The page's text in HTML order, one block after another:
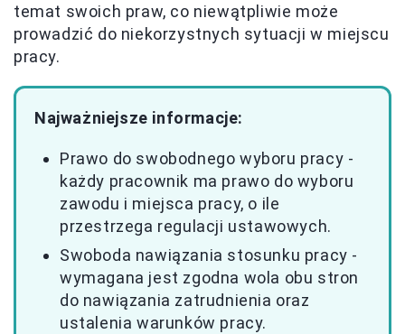
temat swoich praw, co niewątpliwie może
prowadzić do niekorzystnych sytuacji w miejscu
pracy.
Najważniejsze informacje:
Prawo do swobodnego wyboru pracy -
każdy pracownik ma prawo do wyboru
zawodu i miejsca pracy, o ile
przestrzega regulacji ustawowych.
Swoboda nawiązania stosunku pracy -
wymagana jest zgodna wola obu stron
do nawiązania zatrudnienia oraz
ustalenia warunków pracy.